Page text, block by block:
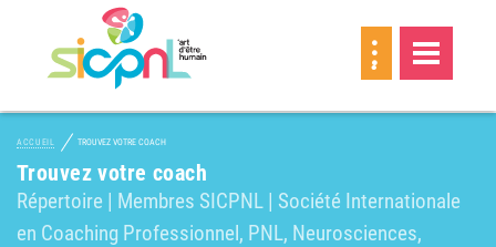
MEMBRE
ACCUEIL TROUVEZ VOTRE COACH
Trouvez votre coach
Répertoire | Membres SICPNL | Société Internationale
en Coaching Professionnel, PNL, Neurosciences,